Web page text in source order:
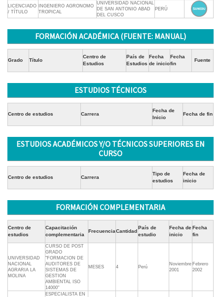
LICENCIADO
/ TÍTULO
INGENIERO AGRONOMO
TROPICAL
UNIVERSIDAD NACIONAL
DE SAN ANTONIO ABAD
DEL CUSCO
PERÚ
FORMACIÓN ACADÉMICA (FUENTE: MANUAL)
Grado Título
Centro de
Estudios
País de
Estudios
Fecha
de inicio
Fecha
fin
Fuente
ESTUDIOS TÉCNICOS
Centro de estudios Carrera
Fecha de
Inicio
Fecha de fin
ESTUDIOS ACADÉMICOS Y/O TÉCNICOS SUPERIORES EN
CURSO
Centro de estudios Carrera
Tipo de
estudios
Fecha de
inicio
FORMACIÓN COMPLEMENTARIA
Centro de
estudios
Capacitación
complementaria
FrecuenciaCantidad
País de
estudio
Fecha de
inicio
Fecha
fin
UNIVERSIDAD
NACIONAL
AGRARIA LA
MOLINA
CURSO DE POST
GRADO
"FORMACION DE
AUDITORES DE
SISTEMAS DE
GESTION
AMBIENTAL ISO
14000"
MESES 4 Perú
Noviembre
2001
Febrero
2002
ESPECIALISTA EN